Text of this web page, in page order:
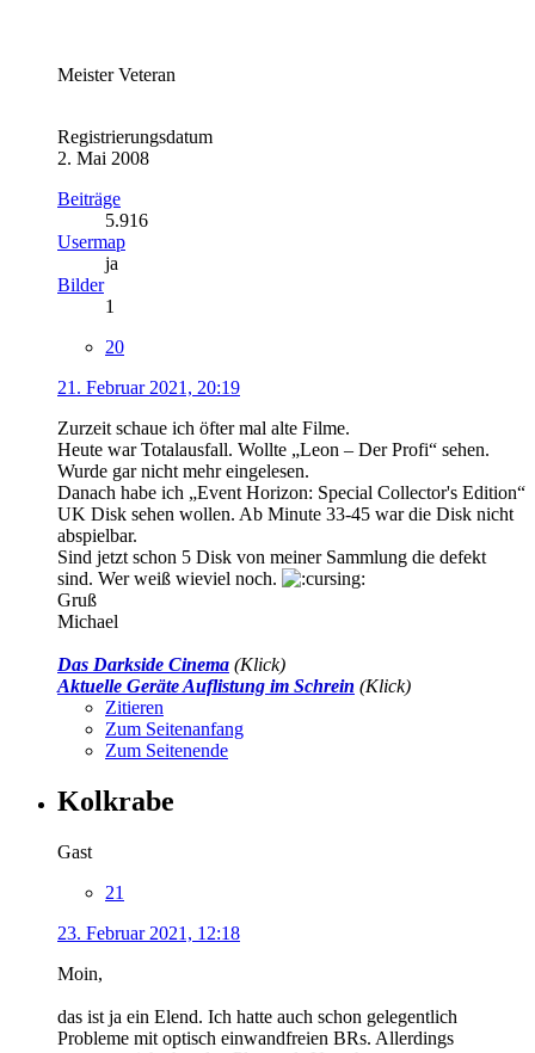
Meister Veteran
Registrierungsdatum
2. Mai 2008
Beiträge
5.916
Usermap
ja
Bilder
1
20
21. Februar 2021, 20:19
Zurzeit schaue ich öfter mal alte Filme.
Heute war Totalausfall. Wollte „Leon – Der Profi“ sehen.
Wurde gar nicht mehr eingelesen.
Danach habe ich „Event Horizon: Special Collector's Edition“
UK Disk sehen wollen. Ab Minute 33-45 war die Disk nicht
abspielbar.
Sind jetzt schon 5 Disk von meiner Sammlung die defekt
sind. Wer weiß wieviel noch.
Gruß
Michael
Das Darkside Cinema (Klick)
Aktuelle Geräte Auflistung im Schrein (Klick)
Zitieren
Zum Seitenanfang
Zum Seitenende
Kolkrabe
Gast
21
23. Februar 2021, 12:18
Moin,
das ist ja ein Elend. Ich hatte auch schon gelegentlich
Probleme mit optisch einwandfreien BRs. Allerdings